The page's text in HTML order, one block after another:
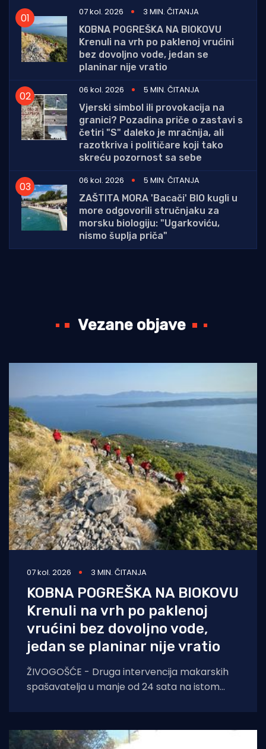
07 kol. 2026
3 MIN. ČITANJA
KOBNA POGREŠKA NA BIOKOVU
Krenuli na vrh po paklenoj vrućini
bez dovoljno vode, jedan se
planinar nije vratio
06 kol. 2026
5 MIN. ČITANJA
Vjerski simbol ili provokacija na
granici? Pozadina priče o zastavi s
četiri "S" daleko je mračnija, ali
razotkriva i političare koji tako
skreću pozornost sa sebe
06 kol. 2026
5 MIN. ČITANJA
ZAŠTITA MORA 'Bacači' BIO kugli u
more odgovorili stručnjaku za
morsku biologiju: "Ugarkoviću,
nismo šuplja priča"
Vezane objave
07 kol. 2026 3 MIN. ČITANJA
KOBNA POGREŠKA NA BIOKOVU
Krenuli na vrh po paklenoj
vrućini bez dovoljno vode,
jedan se planinar nije vratio
ŽIVOGOŠĆE - Druga intervencija makarskih
spašavatelja u manje od 24 sata na istom